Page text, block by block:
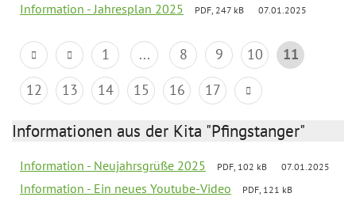
Information - Jahresplan 2025 PDF, 247 kB 07.01.2025
1 ... 8 9 10
11
12
13 14 15 16 17
Informationen aus der Kita "Pfingstanger"
Information - Neujahrsgrüße 2025 PDF, 102 kB 07.01.2025
Information - Ein neues Youtube-Video
PDF, 121 kB